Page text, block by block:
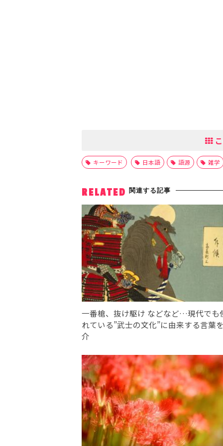
キーワード 日本語 語源 雑学
RELATED 関連する記事
一番槍、抜け駆け などなど…現代でも
れている”武士の文化”に由来する言葉
介